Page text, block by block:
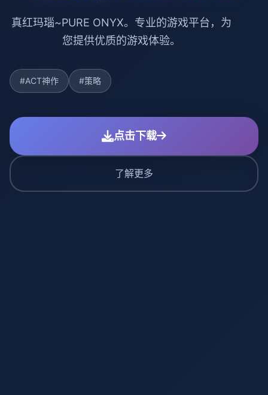
真红玛瑙~PURE ONYX。专业的游戏平台，为
您提供优质的游戏体验。
#ACT神作 #策略
点击下载
了解更多